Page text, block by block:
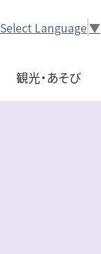
観光・あそび
Select Language▼